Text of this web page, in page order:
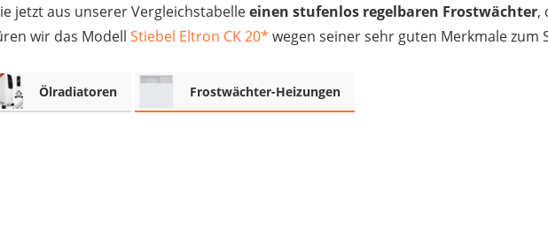
jetzt aus unserer Vergleichstabelleeinen stufenlos regelbaren Frostwächter,
wir das Modell Stiebel Eltron CK 20* wegen seiner sehr guten Merkmale zum
Ölradiatoren Frostwächter-Heizungen